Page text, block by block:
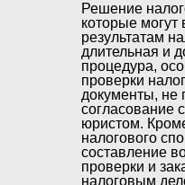
Решение
которые могут
результатам
длительная и
процедура,
проверки
документы,
согласование
юристом.
налогового
составление
проверки и
налоговым